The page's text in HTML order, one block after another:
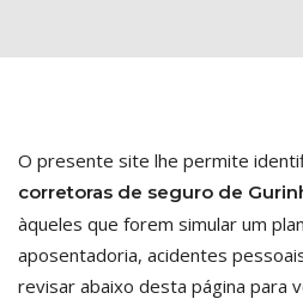
O presente site lhe permite
corretoras de seguro de
àqueles que forem simular um
aposentadoria, acidentes
revisar abaixo desta página para